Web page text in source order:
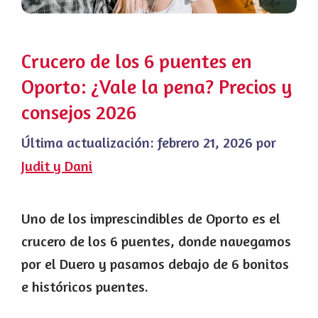
Crucero de los 6 puentes en
Oporto: ¿Vale la pena? Precios y
consejos 2026
Última actualización: febrero 21, 2026 por
Judit y Dani
Uno de los imprescindibles de Oporto es el
crucero de los 6 puentes, donde navegamos
por el Duero y pasamos debajo de 6 bonitos
e históricos puentes.